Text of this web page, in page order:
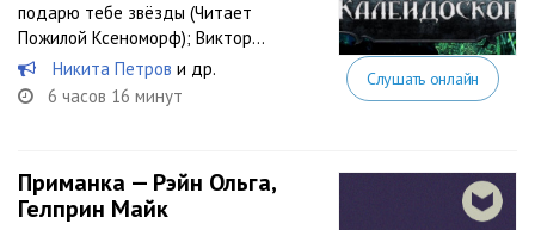
подарю тебе звёзды (Читает
Пожилой Ксеноморф); Виктор...
Никита Петров и др.
6 часов 16 минут
Слушать онлайн
Приманка — Рэйн Ольга,
Гелприн Майк